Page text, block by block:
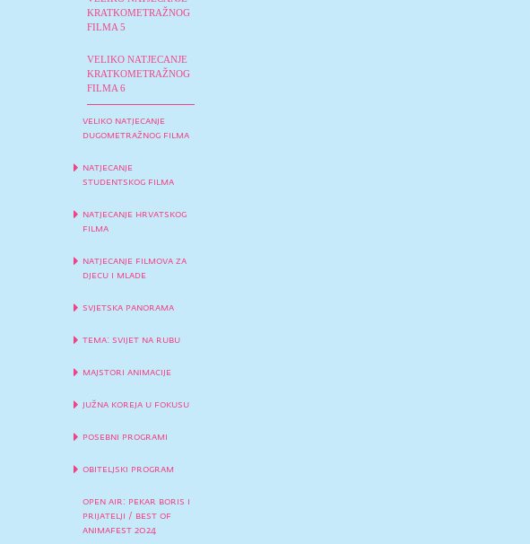
KRATKOMETRAŽNOG
FILMA 5
VELIKO NATJECANJE
KRATKOMETRAŽNOG
FILMA 6
veliko natjecanje
dugometražnog filma
natjecanje
studentskog filma
natjecanje hrvatskog
filma
natjecanje filmova za
djecu i mlade
svjetska panorama
tema: svijet na rubu
majstori animacije
južna koreja u fokusu
posebni programi
obiteljski program
open air: pekar boris i
prijatelji / best of
animafest 2024